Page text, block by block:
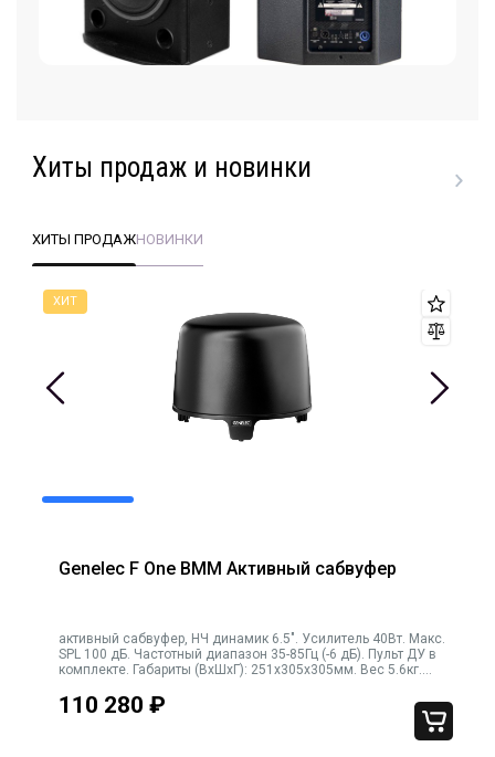
Хиты продаж и новинки
ХИТЫ ПРОДАЖНОВИНКИ
Genelec F One BMM Активный сабвуфер
активный сабвуфер, НЧ динамик 6.5". Усилитель 40Вт. Макс.
SPL 100 дБ. Частотный диапазон 35-85Гц (-6 дБ). Пульт ДУ в
комплекте. Габариты (ВхШхГ): 251х305х305мм. Вес 5.6кг.
110 280 ₽